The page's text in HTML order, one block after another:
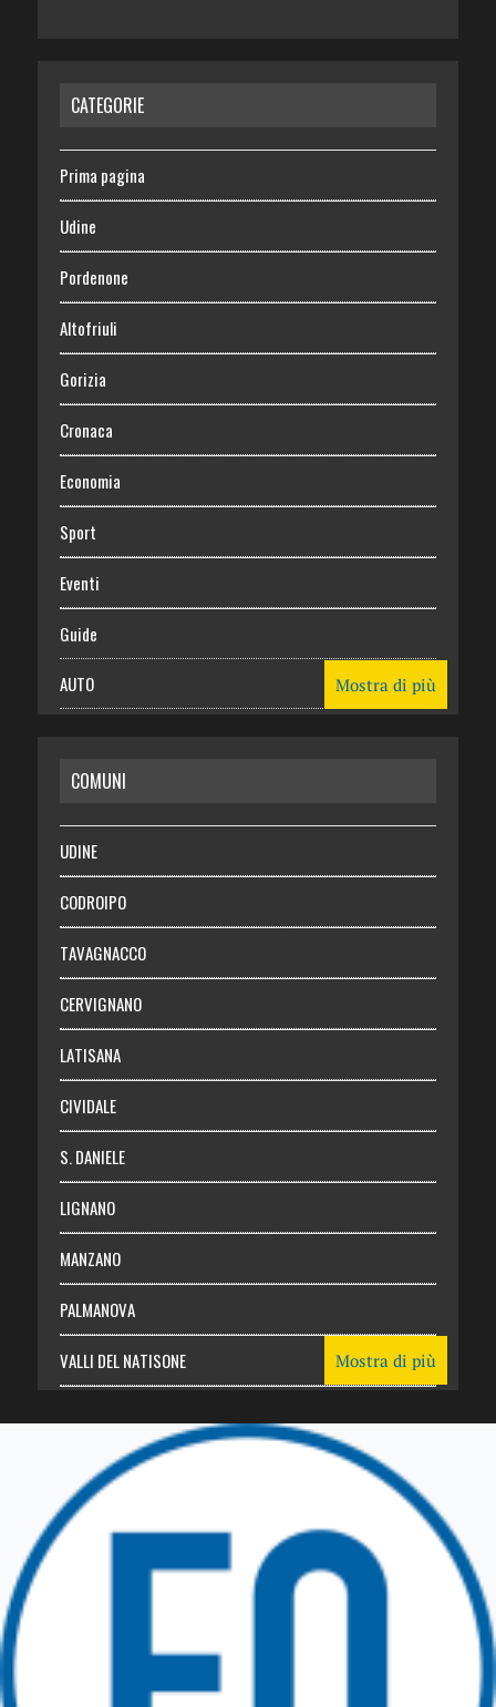
CATEGORIE
Prima pagina
Udine
Pordenone
Altofriuli
Gorizia
Cronaca
Economia
Sport
Eventi
Guide
AUTO
RISPARMIO
SALUTE
Necrologie
Chi siamo
Abbonati
Login
Mostra di più
COMUNI
UDINE
CODROIPO
TAVAGNACCO
CERVIGNANO
LATISANA
CIVIDALE
S. DANIELE
LIGNANO
MANZANO
PALMANOVA
VALLI DEL NATISONE
TRICESIMO
TARCENTO
GEMONA DEL FRIULI
Mostra di più